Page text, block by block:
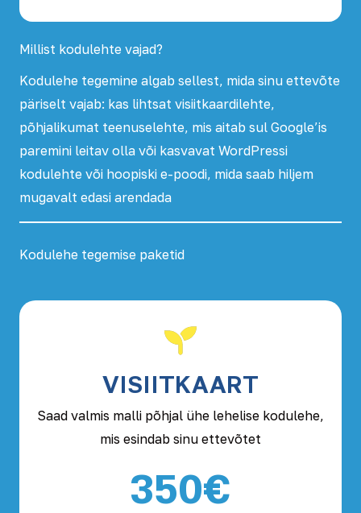
Millist kodulehte vajad?
Kodulehe tegemine algab sellest, mida sinu ettevõte
päriselt vajab: kas lihtsat visiitkaardilehte,
põhjalikumat teenuselehte, mis aitab sul Google’is
paremini leitav olla või kasvavat WordPressi
kodulehte või hoopiski e-poodi, mida saab hiljem
mugavalt edasi arendada
Kodulehe tegemise paketid
VISIITKAART
Saad valmis malli põhjal ühe lehelise kodulehe,
mis esindab sinu ettevõtet
350€